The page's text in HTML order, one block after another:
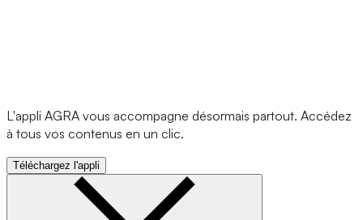
L'appli AGRA vous accompagne désormais partout. Accédez
à tous vos contenus en un clic.
Téléchargez l'appli